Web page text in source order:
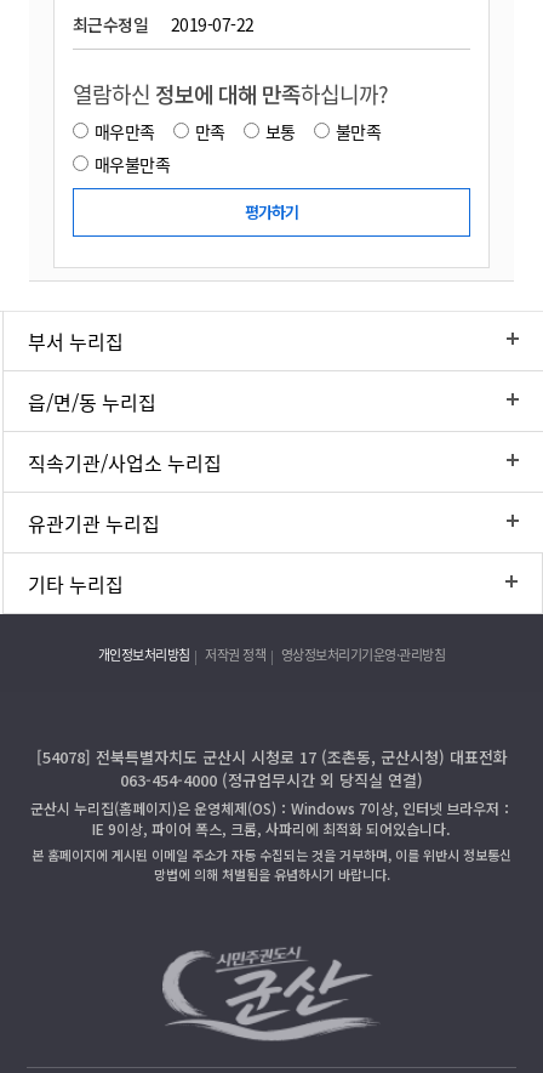
최근수정일 2019-07-22
열람하신 정보에 대해 만족하십니까?
매우만족 만족 보통
불만족
매우불만족
부서 누리집
읍/면/동 누리집
직속기관/사업소 누리집
유관기관 누리집
기타 누리집
개인정보처리방침 저작권 정책 영상정보처리기기운영·관리방침
[54078] 전북특별자치도 군산시 시청로 17 (조촌동, 군산시청) 대표전화
063-454-4000 (정규업무시간 외 당직실 연결)
군산시 누리집(홈페이지)은 운영체제(OS)：Windows 7이상, 인터넷 브라우저：
IE 9이상, 파이어 폭스, 크롬, 사파리에 최적화 되어있습니다.
본 홈페이지에 게시된 이메일 주소가 자동 수집되는 것을 거부하며, 이를 위반시 정보통신
망법에 의해 처벌됨을 유념하시기 바랍니다.